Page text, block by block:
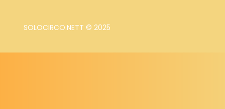
SOLOCIRCO.NETT © 2025